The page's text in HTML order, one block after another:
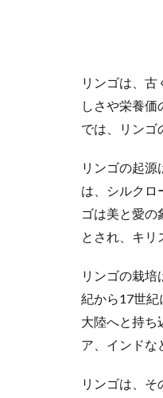
リンゴは、
しさや栄養
では、リンゴ
リンゴの起
は、シルクロ
ゴは美と愛の
とされ、キリ
リンゴの栽
紀から17世
大陸へと持ち
ア、インドな
リンゴは、